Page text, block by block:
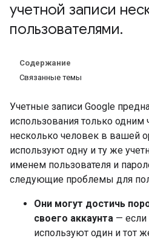
учетной записи
пользователями.
Содержание
Связанные темы
Учетные записи Google
использования только одним
несколько человек в вашей
используют одну и ту же
именем пользователя и
следующие проблемы для
Они могут достичь
своего аккаунта — если
используют один и тот